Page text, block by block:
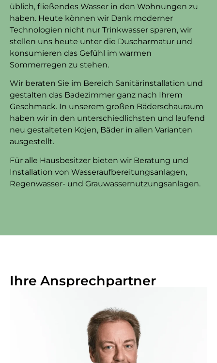
üblich, fließendes Wasser in den Wohnungen zu
haben. Heute können wir Dank moderner
Technologien nicht nur Trinkwasser sparen, wir
stellen uns heute unter die Duscharmatur und
konsumieren das Gefühl im warmen
Sommerregen zu stehen.
Wir beraten Sie im Bereich Sanitärinstallation und
gestalten das Badezimmer ganz nach Ihrem
Geschmack. In unserem großen Bäderschauraum
haben wir in den unterschiedlichsten und laufend
neu gestalteten Kojen, Bäder in allen Varianten
ausgestellt.
Für alle Hausbesitzer bieten wir Beratung und
Installation von Wasseraufbereitungsanlagen,
Regenwasser- und Grauwassernutzungsanlagen.
Ihre Ansprechpartner